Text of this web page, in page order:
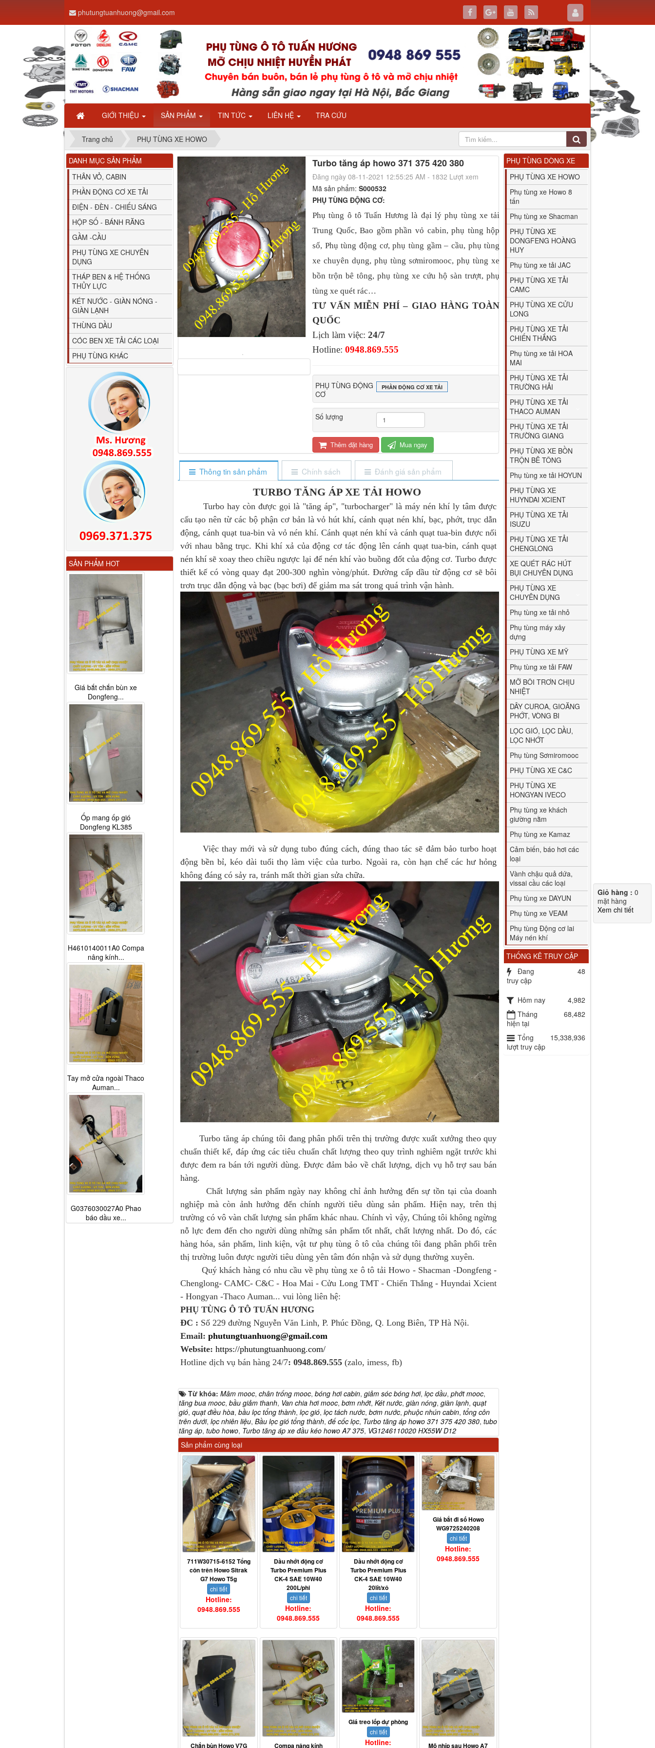
GIỚI THIỆU SẢN PHẨM TIN TỨC LIÊN HỆ TRA CỨU
phutungtuanhuong@gmail.com
Trang chủ PHỤ TÙNG XE HOWO
Turbo tăng áp howo 371 375 420 380
Đăng ngày 08-11-2021 12:55:25 AM - 1832 Lượt xem
Mã sản phẩm: S000532
PHỤ TÙNG ĐỘNG CƠ:
Phụ tùng ô tô Tuấn Hương là đại lý phụ tùng xe tải
Trung Quốc, Bao gồm phần vỏ cabin, phụ tùng hộp
số, Phụ tùng động cơ, phụ tùng gầm – cầu, phụ tùng
xe chuyên dụng, phụ tùng sơmiromooc, phụ tùng xe
bồn trộn bê tông, phụ tùng xe cứu hộ sàn trượt, phụ
tùng xe quét rác…
TƯ VẤN MIỄN PHÍ – GIAO HÀNG TOÀN
QUỐC
Lịch làm việc: 24/7
Hotline: 0948.869.555
PHỤ TÙNG ĐỘNG
CƠ
PHẦN ĐỘNG CƠ XE TẢI
Số lượng
Thêm đặt hàng Mua ngay
Thông tin sản phẩm Chính sách Đánh giá sản phẩm
TURBO TĂNG ÁP XE TẢI HOWO
Turbo hay còn được gọi là "tăng áp", "turbocharger" là máy nén khí ly tâm được
cấu tạo nên từ các bộ phận cơ bản là vỏ hút khí, cánh quạt nén khí, bạc, phớt, trục dẫn
động, cánh quạt tua-bin và vỏ nén khí. Cánh quạt nén khí và cánh quạt tua-bin được nối
với nhau bằng trục. Khi khí xả của động cơ tác động lên cánh quạt tua-bin, cánh quạt
nén khí sẽ xoay theo chiều ngược lại để nén khí vào buồng đốt của động cơ. Turbo được
thiết kế có vòng quay đạt 200-300 nghìn vòng/phút. Đường cấp dầu từ động cơ sẽ bôi
trơn trục dẫn động và bạc (bạc bơi) để giảm ma sát trong quá trình vận hành.
Việc thay mới và sử dụng tubo đúng cách, đúng thao tác sẽ đảm bảo turbo hoạt
động bền bỉ, kéo dài tuổi thọ làm việc của turbo. Ngoài ra, còn hạn chế các hư hỏng
không đáng có sảy ra, tránh mất thời gian sửa chữa.
Turbo tăng áp chúng tôi đang phân phối trên thị trường được xuất xưởng theo quy
chuẩn thiết kế, đáp ứng các tiêu chuẩn chất lượng theo quy trình nghiêm ngặt trước khi
được đem ra bán tới người dùng. Được đảm bảo về chất lượng, dịch vụ hỗ trợ sau bán
hàng.
Chất lượng sản phẩm ngày nay không chỉ ảnh hưởng đến sự tồn tại của doanh
nghiệp mà còn ảnh hưởng đến chính người tiêu dùng sản phẩm. Hiện nay, trên thị
trường có vô vàn chất lượng sản phẩm khác nhau. Chính vì vậy, Chúng tôi không ngừng
nỗ lực đem đến cho người dùng những sản phẩm tốt nhất, chất lượng nhất. Do đó, các
hàng hóa, sản phẩm, linh kiện, vật tư phụ tùng ô tô của chúng tôi đang phân phối trên
thị trường luôn được người tiêu dùng yên tâm đón nhận và sử dụng thường xuyên.
Quý khách hàng có nhu cầu về phụ tùng xe ô tô tải Howo - Shacman -Dongfeng -
Chenglong- CAMC- C&C - Hoa Mai - Cửu Long TMT - Chiến Thắng - Huyndai Xcient
- Hongyan -Thaco Auman... vui lòng liên hệ:
PHỤ TÙNG Ô TÔ TUẤN HƯƠNG
ĐC : Số 229 đường Nguyễn Văn Linh, P. Phúc Đồng, Q. Long Biên, TP Hà Nội.
Email: phutungtuanhuong@gmail.com
Website: https://phutungtuanhuong.com/
Hotline dịch vụ bán hàng 24/7: 0948.869.555(zalo, imess, fb)
Từ khóa: Mâm mooc, chân trống mooc, bóng hơi cabin, giảm sóc bóng hơi, lọc dầu, phớt mooc,
tăng bua mooc, bầu giảm thanh, Van chia hơi mooc, bơm nhớt, Két nước, giàn nóng, giàn lạnh, quạt
gió, quạt điều hòa, bầu lọc tổng thành, lọc gió, lọc tách nước, bơm nước, phuộc nhún cabin, tổng côn
trên dưới, lọc nhiên liệu, Bầu lọc gió tổng thành, đế cốc lọc, Turbo tăng áp howo 371 375 420 380, tubo
tăng áp, tubo howo, Turbo tăng áp xe đầu kéo howo A7 375, VG1246110020 HX55W D12
Sản phẩm cùng loại
711W30715-6152 Tổng
côn trên Howo Sitrak
G7 Howo T5g
chi tiết
Hotline:
0948.869.555
Dầu nhớt động cơ
Turbo Premium Plus
CK-4 SAE 10W40
200L/phi
chi tiết
Hotline:
0948.869.555
Dầu nhớt động cơ
Turbo Premium Plus
CK-4 SAE 10W40
20lít/xô
chi tiết
Hotline:
0948.869.555
Giá bắt đi số Howo
WG9725240208
chi tiết
Hotline:
0948.869.555
Chắn bùn Howo V7G Compa nâng kính
Giá treo lốp dự phòng
chi tiết
Hotline:
Mõ nhíp sau Howo A7
PHỤ TÙNG DÒNG XE
PHỤ TÙNG XE HOWO
Phụ tùng xe Howo 8
tấn
Phụ tùng xe Shacman
PHỤ TÙNG XE
DONGFENG HOÀNG
HUY
Phụ tùng xe tải JAC
PHỤ TÙNG XE TẢI
CAMC
PHỤ TÙNG XE CỬU
LONG
PHỤ TÙNG XE TẢI
CHIẾN THẮNG
Phụ tùng xe tải HOA
MAI
PHỤ TÙNG XE TẢI
TRƯỜNG HẢI
PHỤ TÙNG XE TẢI
THACO AUMAN
PHỤ TÙNG XE TẢI
TRƯỜNG GIANG
PHỤ TÙNG XE BỒN
TRỘN BÊ TÔNG
Phụ tùng xe tải HOYUN
PHỤ TÙNG XE
HUYNDAI XCIENT
PHỤ TÙNG XE TẢI
ISUZU
PHỤ TÙNG XE TẢI
CHENGLONG
XE QUÉT RÁC HÚT
BỤI CHUYÊN DỤNG
PHỤ TÙNG XE
CHUYÊN DỤNG
Phụ tùng xe tải nhỏ
Phụ tùng máy xây
dựng
PHỤ TÙNG XE MỸ
Phụ tùng xe tải FAW
MỠ BÔI TRƠN CHỊU
NHIỆT
DÂY CUROA, GIOĂNG
PHỚT, VÒNG BI
LỌC GIÓ, LỌC DẦU,
LỌC NHỚT
Phụ tùng Sơmiromooc
PHỤ TÙNG XE C&C
PHỤ TÙNG XE
HONGYAN IVECO
Phụ tùng xe khách
giường nằm
Phụ tùng xe Kamaz
Cảm biến, báo hơi các
loại
Vành chậu quả dứa,
vissai cầu các loại
Phụ tùng xe DAYUN
Phụ tùng xe VEAM
Phụ tùng Động cơ lai
Máy nén khí
THỐNG KÊ TRUY CẬP
Đang
truy cập
48
Hôm nay
4,982
Tháng
hiện tại
68,482
Tổng
lượt truy cập
15,338,936
DANH MỤC SẢN PHẨM
THÂN VỎ, CABIN
PHẦN ĐỘNG CƠ XE TẢI
ĐIỆN - ĐÈN - CHIẾU SÁNG
HỘP SỐ - BÁNH RĂNG
GẦM -CẦU
PHỤ TÙNG XE CHUYÊN
DỤNG
THÁP BEN & HỆ THỐNG
THỦY LỰC
KÉT NƯỚC - GIÀN NÓNG -
GIÀN LẠNH
THÙNG DẦU
CÓC BEN XE TẢI CÁC LOẠI
PHỤ TÙNG KHÁC
SẢN PHẨM HOT
Dây ga CAMC H08 dài
2.68m
Bình nước phụ
Chenglong hải âu...
80YHCB-60 Bơm xăng
dầu 60m3/h...
M4610162101A0 Tapbi
cửa Thaco...
Gương chiếu hậu FAW
JH6 có sấy...
Giá bắt chắn bùn xe
Dongfeng...
Ốp mang ốp gió
Dongfeng KL385
H4610140011A0 Compa
nâng kính...
Tay mở cửa ngoài Thaco
Auman...
G0376030027A0 Phao
báo dầu xe...
Giỏ hàng : 0
mặt hàng
Xem chi tiết